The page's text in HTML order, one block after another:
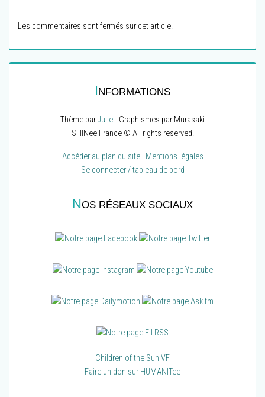
Les commentaires sont fermés sur cet article.
INFORMATIONS
Thème parJulie- Graphismes par Murasaki
SHINee France © All rights reserved.
Accéder au plan du site| Mentions légales
Se connecter / tableau de bord
NOS RÉSEAUX SOCIAUX
Children of the Sun VF
Faire un don sur HUMANITee